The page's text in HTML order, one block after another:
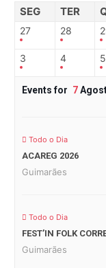
SEG TER
27 28
3 4 5
Events for 7
Todo o Dia
ACAREG 2026
Guimarães
Todo o Dia
FEST’IN FOLK
Guimarães